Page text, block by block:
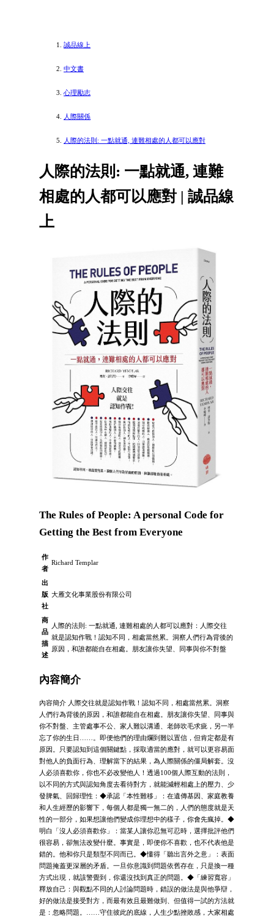
誠品線上
中文書
心理勵志
人際關係
人際的法則: 一點就通, 連難相處的人都可以應對
人際的法則: 一點就通, 連難
相處的人都可以應對 | 誠品線
上
The Rules of People: A personal Code for
Getting the Best from Everyone
作
者
Richard Templar
出
版
社
大雁文化事業股份有限公司
商
品
描
述
人際的法則: 一點就通, 連難相處的人都可以應對：人際交往
就是認知作戰！認知不同，相處當然累。洞察人們行為背後的
原因，和誰都能自在相處。朋友讓你失望、同事與你不對盤
內容簡介
內容簡介 人際交往就是認知作戰！認知不同，相處當然累。洞察
人們行為背後的原因，和誰都能自在相處。朋友讓你失望、同事與
你不對盤、主管處事不公、家人難以溝通、老師吹毛求疵，另一半
忘了你的生日……。即便他們的理由爛到難以置信，但肯定都是有
原因。只要認知到這個關鍵點，採取適當的應對，就可以更容易面
對他人的負面行為、理解當下的結果，為人際關係的僵局解套。沒
人必須喜歡你，你也不必改變他人！透過100個人際互動的法則，
以不同的方式與認知角度去看待對方，就能減輕相處上的壓力、少
發脾氣、回歸理性：◆承認「本性難移」：在遺傳基因、家庭教養
和人生經歷的影響下，每個人都是獨一無二的，人們的態度就是天
性的一部分，如果想讓他們變成你理想中的樣子，你會先瘋掉。◆
明白「沒人必須喜歡你」：當某人讓你忍無可忍時，選擇批評他們
很容易，卻無法改變什麼。事實是，即便你不喜歡，也不代表他是
錯的。他和你只是類型不同而已。◆懂得「聽出言外之意」：表面
問題掩蓋更深層的矛盾。一旦你意識到問題依舊存在，只是換一種
方式出現，就該警覺到，你還沒找到真正的問題。◆「練習寬容」
釋放自己：與觀點不同的人討論問題時，錯誤的做法是與他爭辯，
好的做法是接受對方，而最有效且最難做到、但值得一試的方法就
是：忽略問題。……守住彼此的底線，人生少點挫敗感，大家相處